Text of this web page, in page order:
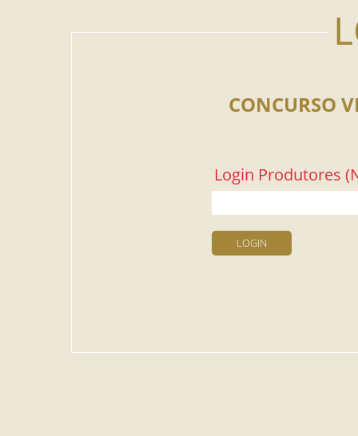
CONCURSO
Login Produtores
LOGIN